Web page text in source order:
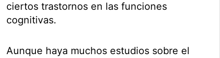
ciertos trastornos en las funciones
cognitivas.
Aunque haya muchos estudios sobre el